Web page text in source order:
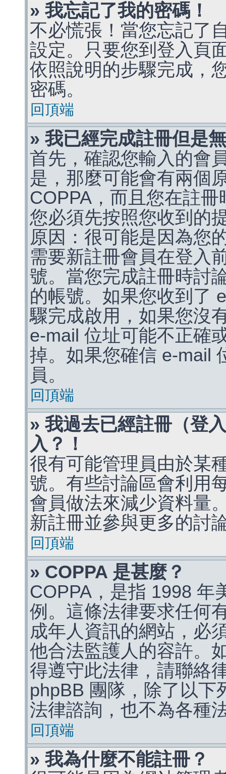
» 我忘記了我的密碼！
不必慌張！當您忘記了
設定。只要您到登入頁
依照說明的步驟完成，
密碼。
回頂端
» 我已經完成註冊但是
首先，確認您輸入的會
是，那麼可能會有兩個
COPPA，而且您在註
您必須先按照您收到的
原因：很可能是因為您
需要新註冊會員在登入
號。當您完成註冊時討
的帳號。如果您收到了
驟完成啟用，如果您沒
e-mail 位址可能不正確
掉。如果您確信 e-mail
員。
回頂端
» 我過去已經註冊（登
入？！
很有可能管理員由於某
號。有些討論區會利用
會員做法來減少資料量
新註冊並參與更多的討
回頂端
» COPPA 是甚麼？
COPPA，是指 1998 年
例。這條法律要求任何
成年人資訊的網站，必
他合法監護人的容許。
得遵守此法律，請聯絡
phpBB 團隊，除了以下
法律諮詢，也不為各種
回頂端
» 我為什麼不能註冊？